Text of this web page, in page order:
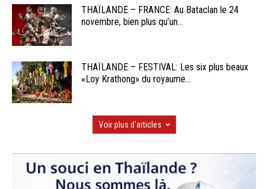
THAÏLANDE – FRANCE: Au Bataclan le 24
novembre, bien plus qu’un...
THAÏLANDE – FESTIVAL: Les six plus beaux
«Loy Krathong» du royaume...
Voir plus d'articles